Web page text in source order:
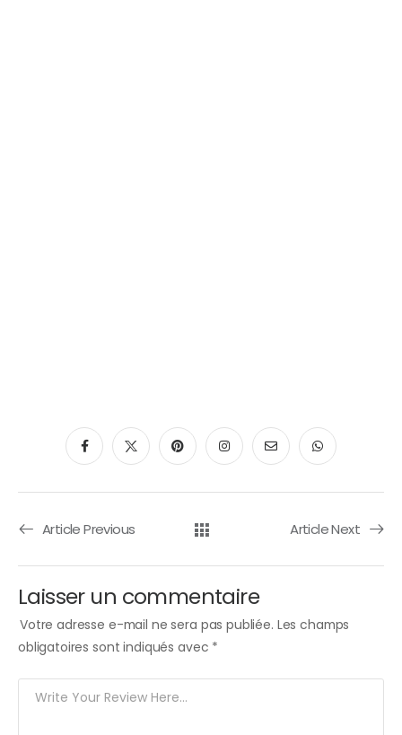
Article Previous Article Next
Laisser un commentaire
Votre adresse e-mail ne sera pas publiée. Les champs
obligatoires sont indiqués avec *